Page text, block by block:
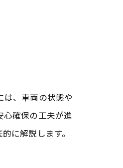
、車両の状態や
確保の工夫が進
に解説します。